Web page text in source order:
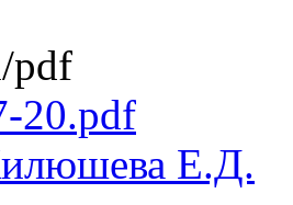
20.pdf
Е.Д.